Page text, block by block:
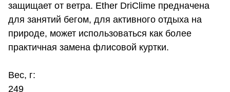
защищает от ветра. Ether DriClime предначена
для занятий бегом, для активного отдыха на
природе, может использоваться как более
практичная замена флисовой куртки.
Вес, г:
249